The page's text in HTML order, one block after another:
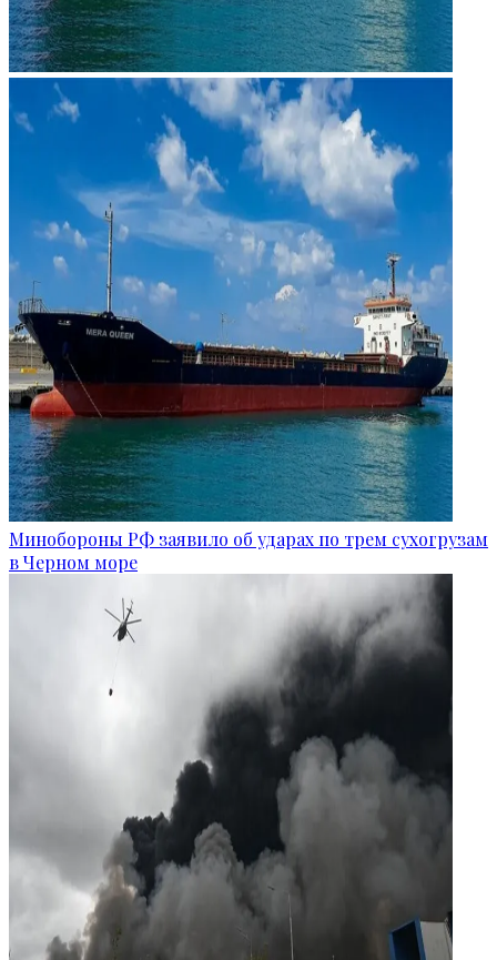
Минобороны РФ заявило об ударах по трем сухогрузам
в Черном море